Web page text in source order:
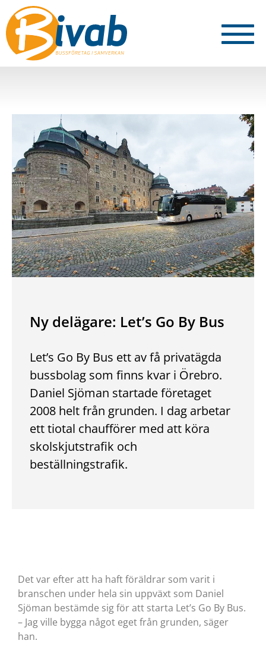
Ny delägare: Let’s Go By Bus
Let’s Go By Bus ett av få privatägda
bussbolag som finns kvar i Örebro.
Daniel Sjöman startade före­taget
2008 helt från grunden. I dag arbetar
ett tiotal chaufförer med att köra
skolskjutstrafik och
beställningstrafik.
Det var efter att ha haft föräldrar som varit i
branschen under hela sin uppväxt som Daniel
Sjöman bestämde sig för att starta Let’s Go By Bus.
– Jag ville bygga något eget från grunden, säger
han.